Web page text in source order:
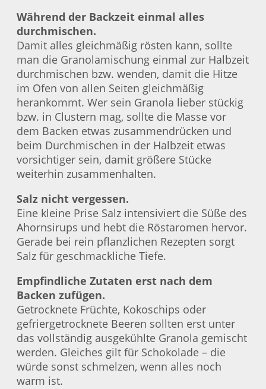
Während der Backzeit einmal alles
durchmischen.
Damit alles gleichmäßig rösten kann, sollte
man die Granolamischung einmal zur Halbzeit
durchmischen bzw. wenden, damit die Hitze
im Ofen von allen Seiten gleichmäßig
herankommt. Wer sein Granola lieber stückig
bzw. in Clustern mag, sollte die Masse vor
dem Backen etwas zusammendrücken und
beim Durchmischen in der Halbzeit etwas
vorsichtiger sein, damit größere Stücke
weiterhin zusammenhalten.
Salz nicht vergessen.
Eine kleine Prise Salz intensiviert die Süße des
Ahornsirups und hebt die Röstaromen hervor.
Gerade bei rein pflanzlichen Rezepten sorgt
Salz für geschmackliche Tiefe.
Empfindliche Zutaten erst nach dem
Backen zufügen.
Getrocknete Früchte, Kokoschips oder
gefriergetrocknete Beeren sollten erst unter
das vollständig ausgekühlte Granola gemischt
werden. Gleiches gilt für Schokolade – die
würde sonst schmelzen, wenn alles noch
warm ist.